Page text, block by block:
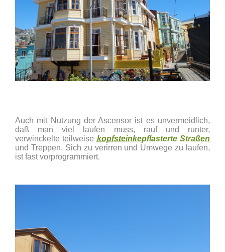
Auch mit Nutzung der Ascensor ist es unvermeidlich,
daß man viel laufen muss, rauf und runter,
verwinckelte teilweise kopfsteinkepflasterte Straßen
und Treppen. Sich zu verirren und Umwege zu laufen,
ist fast vorprogrammiert.